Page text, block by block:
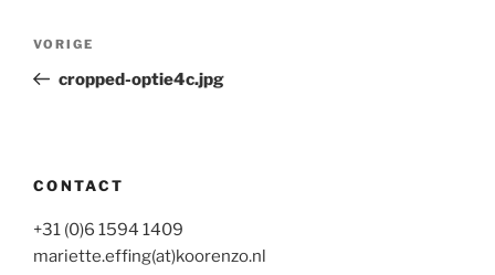
Vorig
bericht
VORIGE
cropped-optie4c.jpg
CONTACT
+31 (0)6 1594 1409
mariette.effing(at)koorenzo.nl